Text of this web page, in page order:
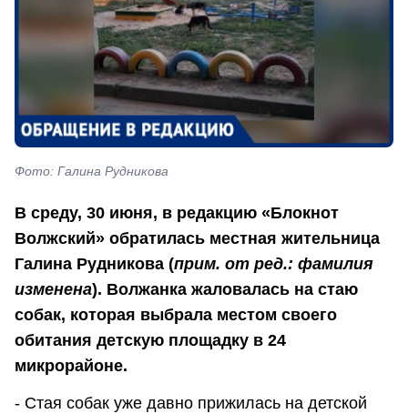
Фото: Галина Рудникова
В среду, 30 июня, в редакцию «Блокнот
Волжский» обратилась местная жительница
Галина Рудникова (прим. от ред.: фамилия
изменена). Волжанка жаловалась на стаю
собак, которая выбрала местом своего
обитания детскую площадку в 24
микрорайоне.
- Стая собак уже давно прижилась на детской